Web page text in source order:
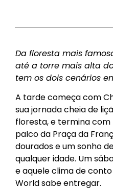
Da floresta mais
até a torre mais alta
tem os dois cenários
A tarde começa com
sua jornada cheia de
floresta, e termina com
palco da Praça da
dourados e um sonho
qualquer idade. Um
e aquele clima de
World sabe entregar.